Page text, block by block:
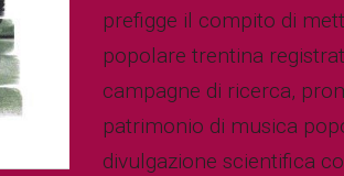
prefigge il compito di
popolare trentina
campagne di ricerca,
patrimonio di musica
divulgazione scientifica